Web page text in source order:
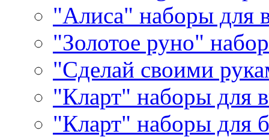
"Алиса" наборы для
"Золотое руно"
"Сделай своими
"Кларт" наборы для
"Кларт" наборы для